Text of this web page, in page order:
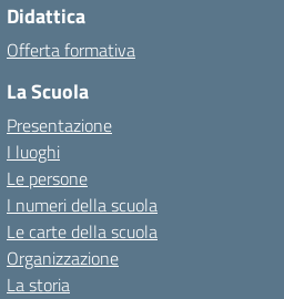
Didattica
Offerta formativa
La Scuola
Presentazione
I luoghi
Le persone
I numeri della scuola
Le carte della scuola
Organizzazione
La storia